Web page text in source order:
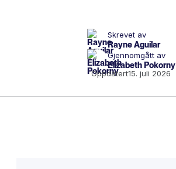
Skrevet av
Rayne Aguilar
Gjennomgått av
Elizabeth Pokorny
Oppdatert15. juli 2026